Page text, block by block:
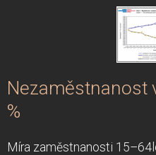
Nezaměstnanost
%
Míra zaměstnanosti